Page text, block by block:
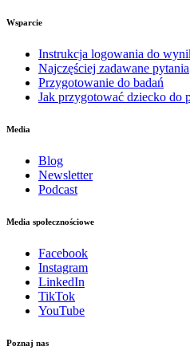
Wsparcie
Instrukcja logowania do
Najczęściej zadawane pytania
Przygotowanie do badań
Jak przygotować dziecko do
Media
Blog
Newsletter
Podcast
Media społecznościowe
Facebook
Instagram
LinkedIn
TikTok
YouTube
Poznaj nas